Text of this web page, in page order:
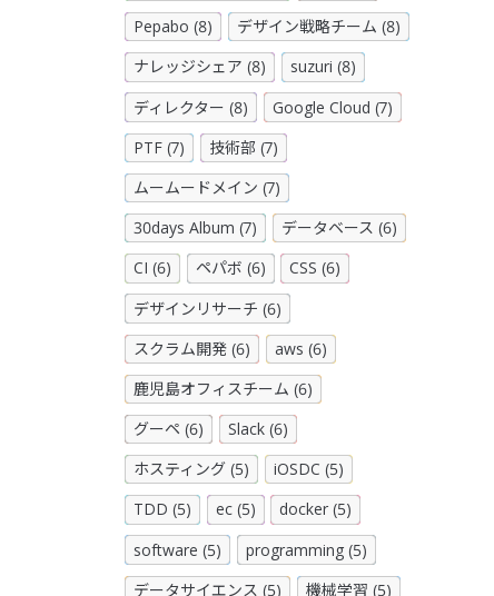
Pepabo (8)
デザイン戦略チーム (8)
ナレッジシェア (8)
suzuri (8)
ディレクター (8)
Google Cloud (7)
PTF (7)
技術部 (7)
ムームードメイン (7)
30days Album (7)
データベース (6)
CI (6)
ペパボ (6)
CSS (6)
デザインリサーチ (6)
スクラム開発 (6)
aws (6)
鹿児島オフィスチーム (6)
グーペ (6)
Slack (6)
ホスティング (5)
iOSDC (5)
TDD (5)
ec (5)
docker (5)
software (5)
programming (5)
データサイエンス (5)
機械学習 (5)